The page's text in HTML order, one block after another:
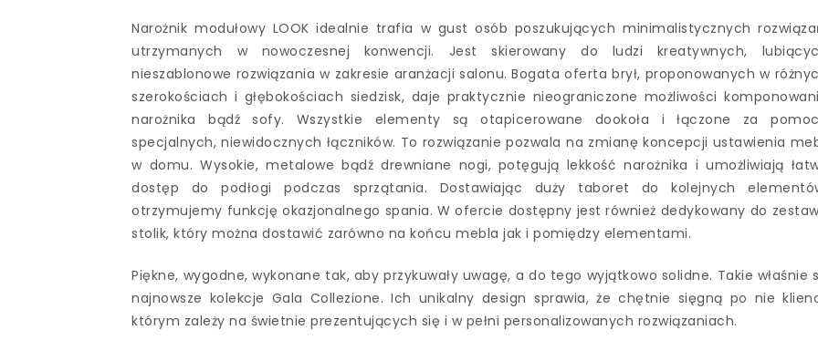
Narożnik modułowy LOOK idealnie trafia w gust osób poszukujących minimalistycznych
utrzymanych w nowoczesnej konwencji. Jest skierowany do ludzi kreatywnych,
nieszablonowe rozwiązania w zakresie aranżacji salonu. Bogata oferta brył, proponowanych w
szerokościach i głębokościach siedzisk, daje praktycznie nieograniczone możliwości
narożnika bądź sofy. Wszystkie elementy są otapicerowane dookoła i łączone za
specjalnych, niewidocznych łączników. To rozwiązanie pozwala na zmianę koncepcji ustawienia
w domu. Wysokie, metalowe bądź drewniane nogi, potęgują lekkość narożnika i umożliwiają
dostęp do podłogi podczas sprzątania. Dostawiając duży taboret do kolejnych
otrzymujemy funkcję okazjonalnego spania. W ofercie dostępny jest również dedykowany do
stolik, który można dostawić zarówno na końcu mebla jak i pomiędzy elementami.
Piękne, wygodne, wykonane tak, aby przykuwały uwagę, a do tego wyjątkowo solidne. Takie właśnie
najnowsze kolekcje Gala Collezione. Ich unikalny design sprawia, że chętnie sięgną po nie
którym zależy na świetnie prezentujących się i w pełni personalizowanych rozwiązaniach.